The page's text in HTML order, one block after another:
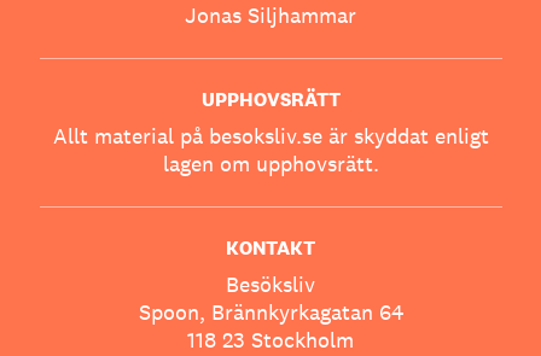
Jonas Siljhammar
UPPHOVSRÄTT
Allt material på besoksliv.se är skyddat enligt
lagen om upphovsrätt.
KONTAKT
Besöksliv
Spoon, Brännkyrkagatan 64
118 23 Stockholm